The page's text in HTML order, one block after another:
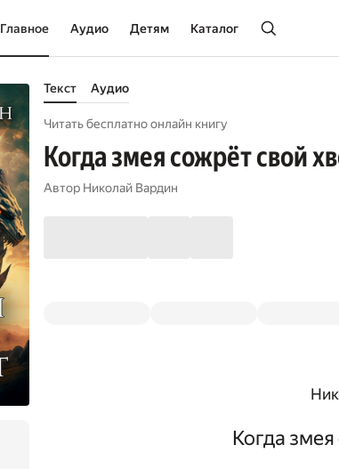
Главное Аудио Детям Каталог
Текст Аудио
Читать бесплатно онлайн книгу
Когда змея сожрёт свой
Автор Николай Вардин
Когда